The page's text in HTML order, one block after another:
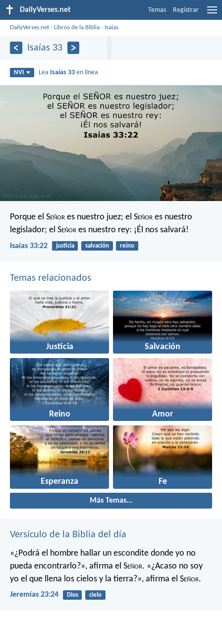
DailyVerses.net Temas Registrar
DailyVerses.net ›Libros de la Biblia › Isaías
Isaías 33
NVI Lea Isaías 33 en línea
Porque el Señor es nuestro juez; el Señor es nuestro
legislador; el Señor es nuestro rey: ¡Él nos salvará!
Isaías 33:22 justicia salvación reino
Temas relacionados
Justicia Salvación
Reino Amor
Esperanza Fe
Más Temas...
Versículo de la Biblia del día
«¿Podrá el hombre hallar un escondite donde yo no
pueda encontrarlo?», afirma el Señor. «¿Acaso no soy
yo el que llena los cielos y la tierra?», afirma el Señor.
Jeremías 23:24 Dios cielo